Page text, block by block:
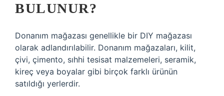
BULUNUR?
Donanım mağazası genellikle bir DIY mağazası
olarak adlandırılabilir. Donanım mağazaları, kilit,
çivi, çimento, sıhhi tesisat malzemeleri, seramik,
kireç veya boyalar gibi birçok farklı ürünün
satıldığı yerlerdir.